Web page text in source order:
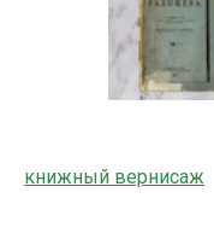
книжный вернисаж